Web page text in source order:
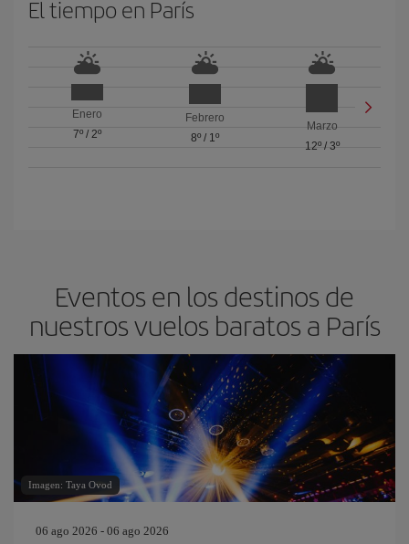
El tiempo en París
Enero
7º/ 2º
Febrero
8º/ 1º
Marzo
12º/ 3º
Eventos en los destinos de
nuestros vuelos baratos a París
Imagen: Taya Ovod
06 ago 2026 - 06 ago 2026